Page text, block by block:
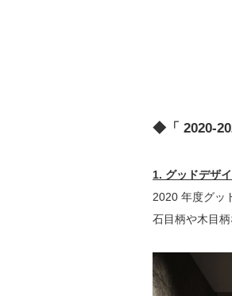
◆「 2020-
1. グッドデザ
2020 年度グッ
石目柄や木目